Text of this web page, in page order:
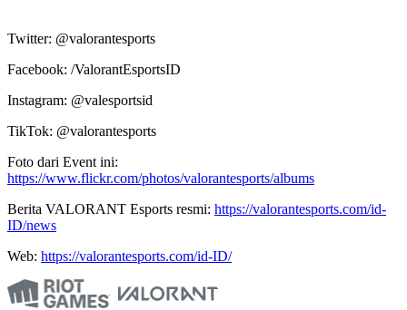
Twitter: @valorantesports
Facebook: /ValorantEsportsID
Instagram: @valesportsid
TikTok: @valorantesports
Foto dari Event ini:
https://www.flickr.com/photos/valorantesports/albums
Berita VALORANT Esports resmi: https://valorantesports.com/id-
ID/news
Web: https://valorantesports.com/id-ID/